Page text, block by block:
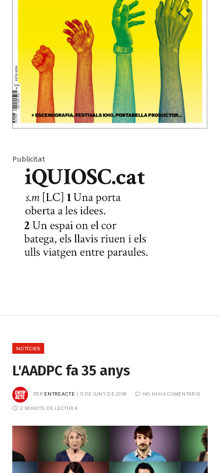
Publicitat
NOTÍCIES
L'AADPC fa 35 anys
PER ENTREACTE 5 DE JUNY DE 2016 NO HI HA COMENTARIS
2 MINUTS DE LECTURA